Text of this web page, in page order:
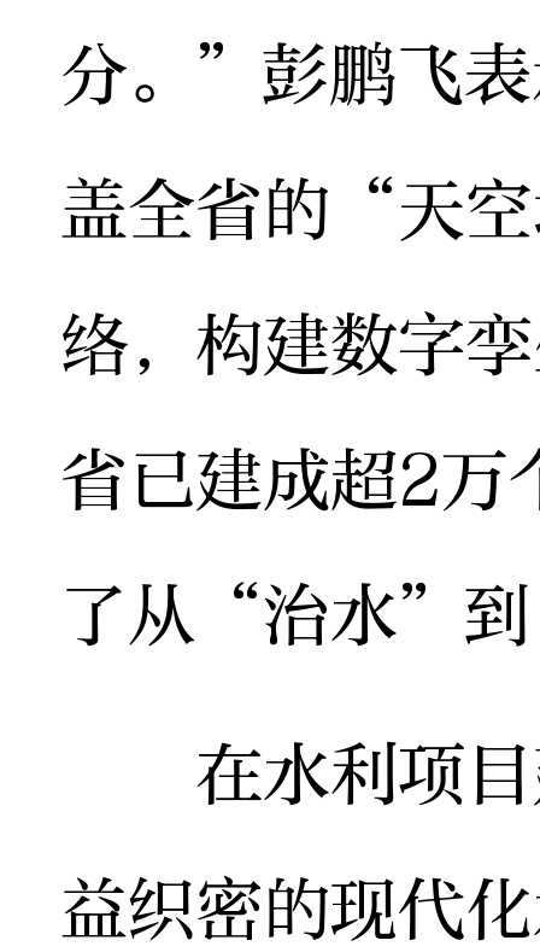
分。”彭鹏飞
盖全省的“天
络，构建数字
省已建成超2万
了从“治水”
在水利项目
益织密的现代